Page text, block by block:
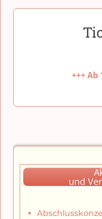
+++
und